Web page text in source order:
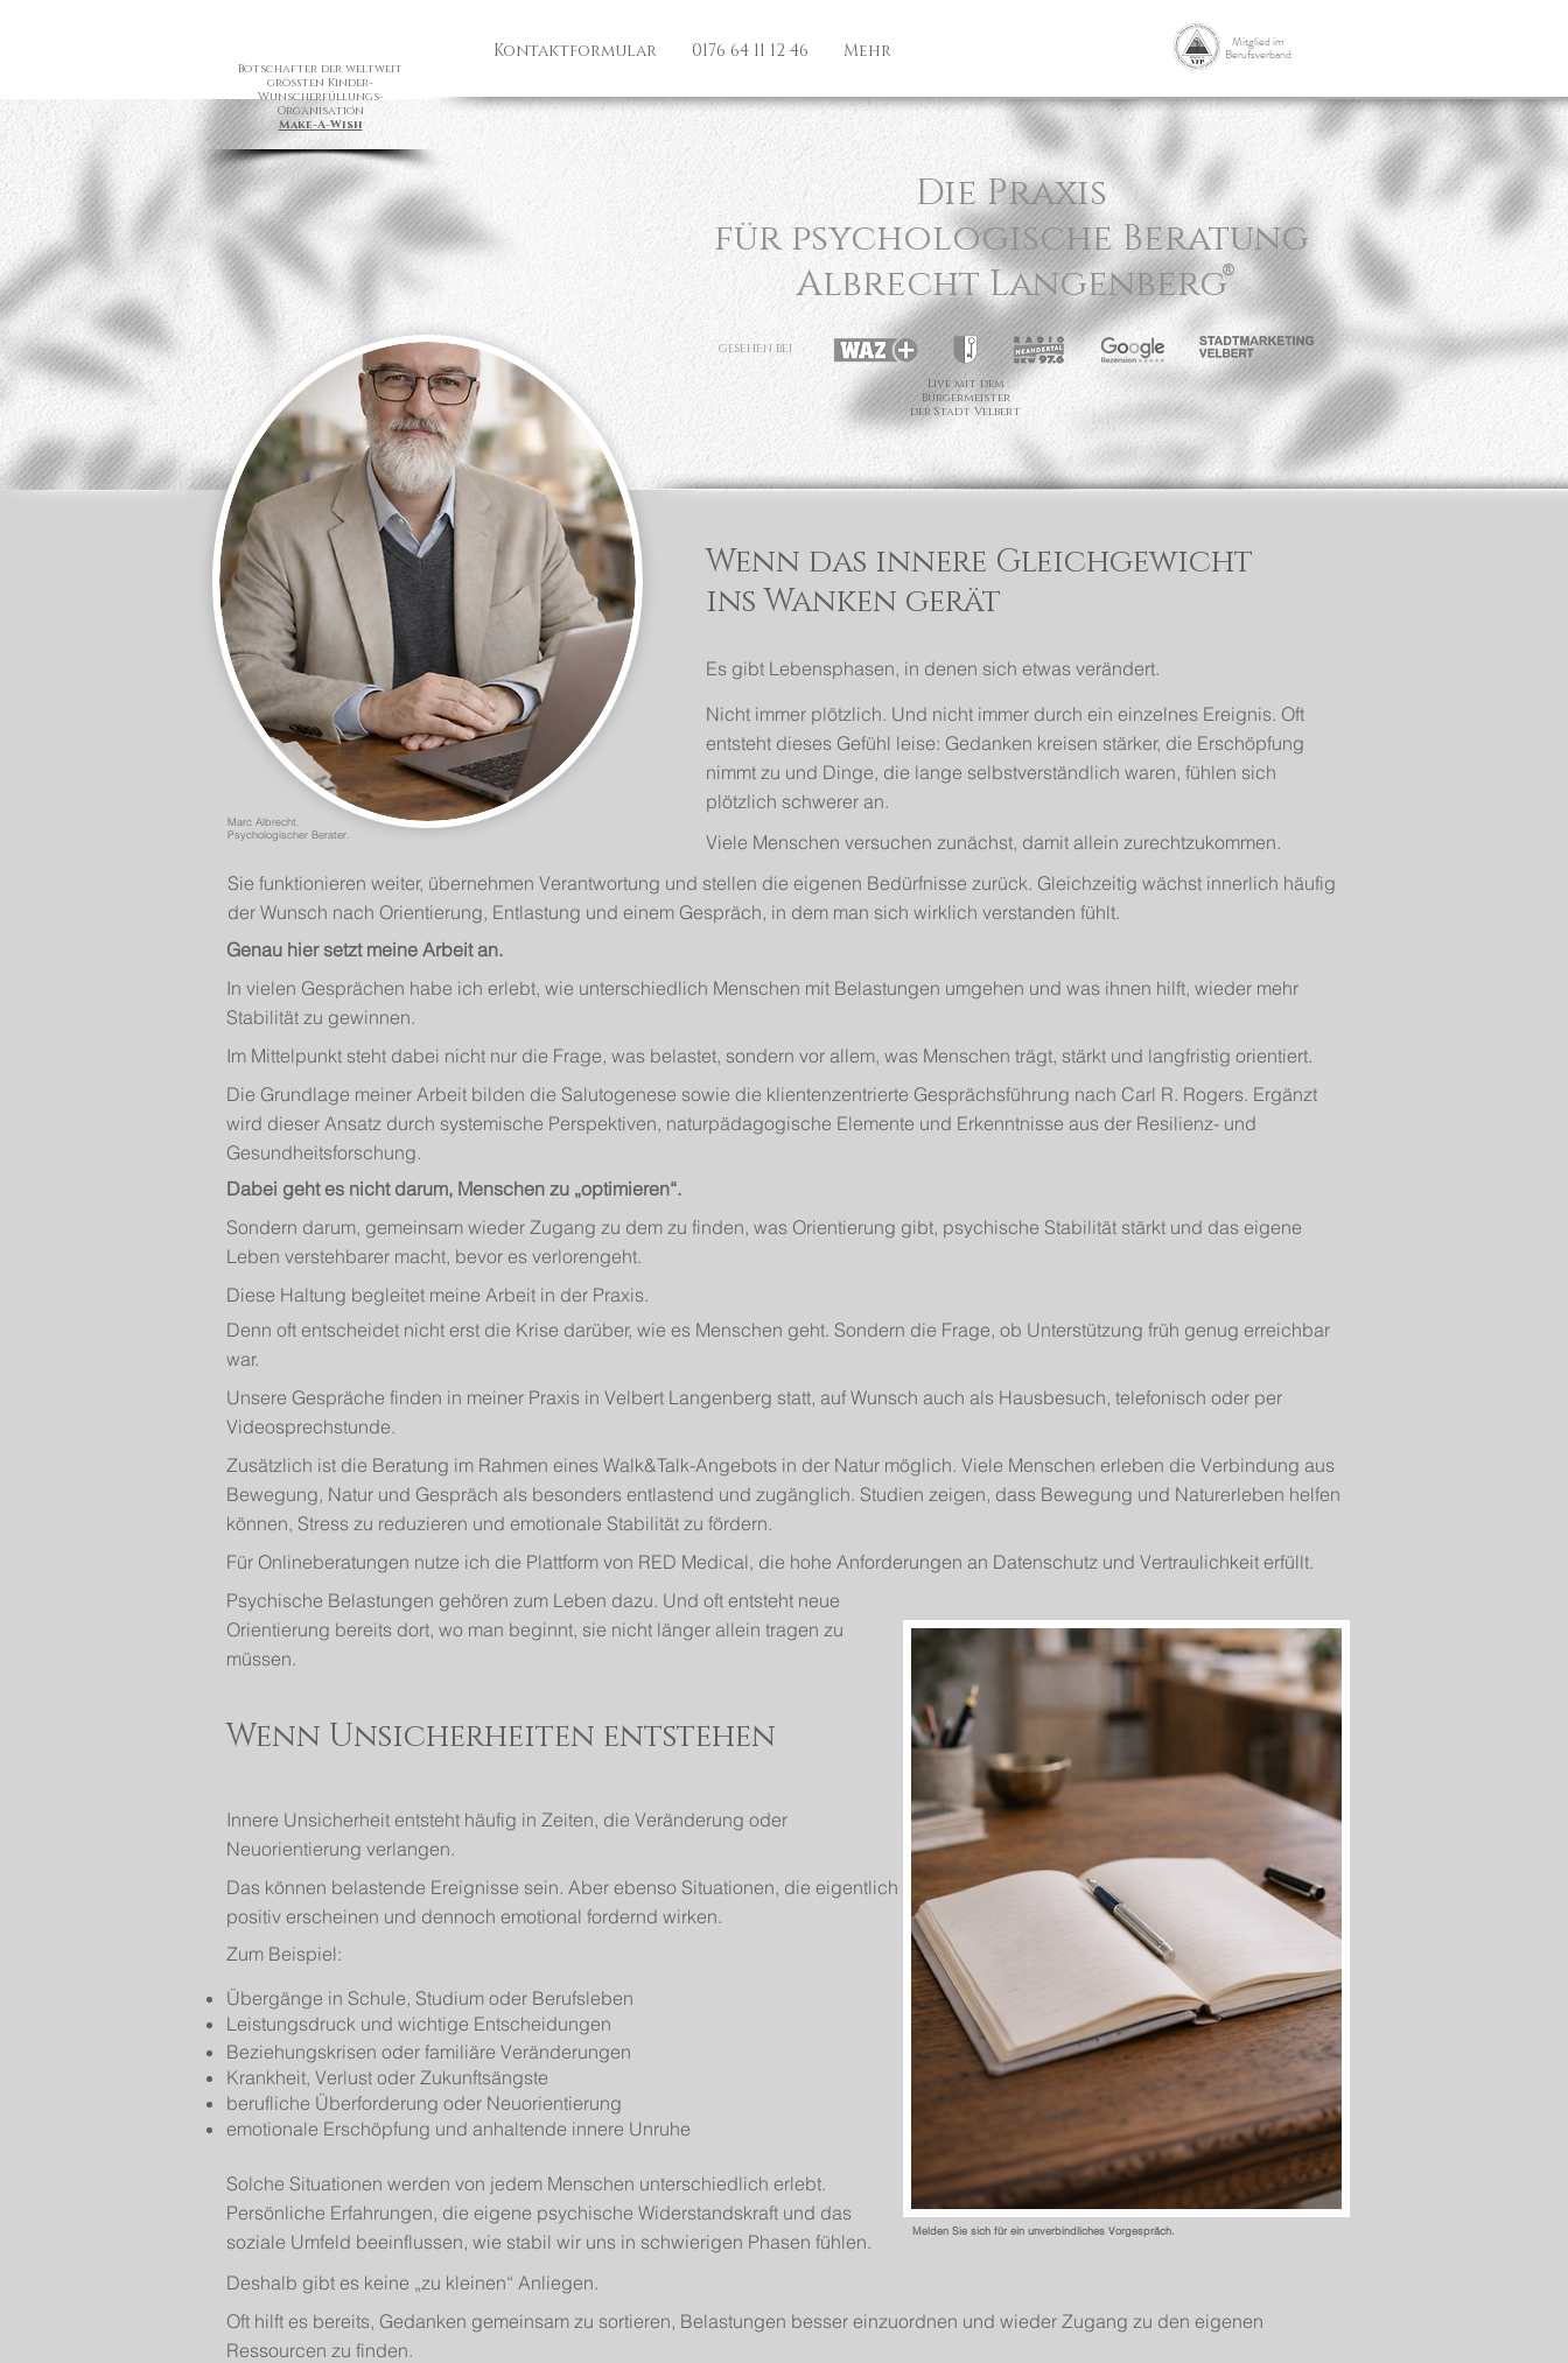
Kontaktformular 0176 64 11 12 46 Mehr Mitglied im
Berufsverband
Botschafter der weltweit
größten Kinder-
Wunscherfüllungs-
Organisation
Make-A-Wish
Die Praxis
für psychologische Beratung
Albrecht Langenberg®
GESEHEN BEI
Live mit dem
Bürgermeister
der Stadt Velbert
Es gibt Lebensphasen, in denen sich etwas verändert.
Wenn das innere Gleichgewicht
ins Wanken gerät
Nicht immer plötzlich. Und nicht immer durch ein einzelnes Ereignis. Oft
entsteht dieses Gefühl leise: Gedanken kreisen stärker, die Erschöpfung
nimmt zu und Dinge, die lange selbstverständlich waren, fühlen sich
plötzlich schwerer an.
Marc Albrecht.
Psychologischer Berater.
Viele Menschen versuchen zunächst, damit allein zurechtzukommen.
Sie funktionieren weiter, übernehmen Verantwortung und stellen die eigenen Bedürfnisse zurück. Gleichzeitig wächst innerlich häufig
der Wunsch nach Orientierung, Entlastung und einem Gespräch, in dem man sich wirklich verstanden fühlt.
Genau hier setzt meine Arbeit an.
In vielen Gesprächen habe ich erlebt, wie unterschiedlich Menschen mit Belastungen umgehen und was ihnen hilft, wieder mehr
Stabilität zu gewinnen.
Im Mittelpunkt steht dabei nicht nur die Frage, was belastet, sondern vor allem, was Menschen trägt, stärkt und langfristig orientiert.
Die Grundlage meiner Arbeit bilden die Salutogenese sowie die klientenzentrierte Gesprächsführung nach Carl R. Rogers. Ergänzt
wird dieser Ansatz durch systemische Perspektiven, naturpädagogische Elemente und Erkenntnisse aus der Resilienz- und
Gesundheitsforschung.
Dabei geht es nicht darum, Menschen zu „optimieren“.
Sondern darum, gemeinsam wieder Zugang zu dem zu finden, was Orientierung gibt, psychische Stabilität stärkt und das eigene
Leben verstehbarer macht, bevor es verlorengeht.
Diese Haltung begleitet meine Arbeit in der Praxis.
Denn oft entscheidet nicht erst die Krise darüber, wie es Menschen geht. Sondern die Frage, ob Unterstützung früh genug erreichbar
war.
Unsere Gespräche finden in meiner Praxis in Velbert Langenberg statt, auf Wunsch auch als Hausbesuch, telefonisch oder per
Videosprechstunde.
Zusätzlich ist die Beratung im Rahmen eines Walk&Talk-Angebots in der Natur möglich. Viele Menschen erleben die Verbindung aus
Bewegung, Natur und Gespräch als besonders entlastend und zugänglich. Studien zeigen, dass Bewegung und Naturerleben helfen
können, Stress zu reduzieren und emotionale Stabilität zu fördern.
Für Onlineberatungen nutze ich die Plattform von RED Medical, die hohe Anforderungen an Datenschutz und Vertraulichkeit erfüllt.
Psychische Belastungen gehören zum Leben dazu. Und oft entsteht neue
Orientierung bereits dort, wo man beginnt, sie nicht länger allein tragen zu
müssen.
Wenn Unsicherheiten entstehen
Innere Unsicherheit entsteht häufig in Zeiten, die Veränderung oder
Neuorientierung verlangen.
Das können belastende Ereignisse sein. Aber ebenso Situationen, die eigentlich
positiv erscheinen und dennoch emotional fordernd wirken.
Zum Beispiel:
Übergänge in Schule, Studium oder Berufsleben
Leistungsdruck und wichtige Entscheidungen
Beziehungskrisen oder familiäre Veränderungen
Krankheit, Verlust oder Zukunftsängste
berufliche Überforderung oder Neuorientierung
emotionale Erschöpfung und anhaltende innere Unruhe
Solche Situationen werden von jedem Menschen unterschiedlich erlebt.
Persönliche Erfahrungen, die eigene psychische Widerstandskraft und das
soziale Umfeld beeinflussen, wie stabil wir uns in schwierigen Phasen fühlen.
Melden Sie sich für ein unverbindliches Vorgespräch.
Deshalb gibt es keine „zu kleinen“ Anliegen.
Oft hilft es bereits, Gedanken gemeinsam zu sortieren, Belastungen besser einzuordnen und wieder Zugang zu den eigenen
Ressourcen zu finden.